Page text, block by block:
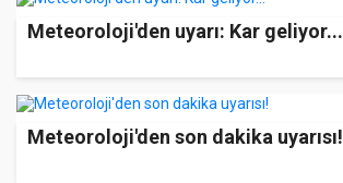
Meteoroloji'den uyarı: Kar geliyor...
Meteoroloji'den son dakika uyarısı!